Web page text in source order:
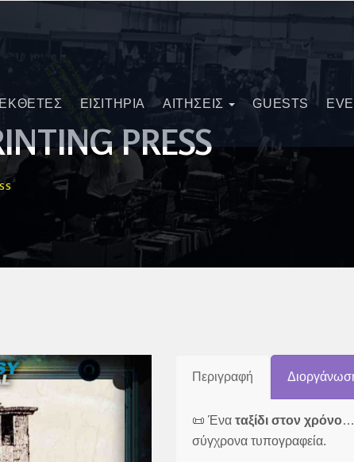
ΕΚΘΕΤΕΣ ΕΙΣΙΤΗΡΙΑ ΑΙΤΗΣΕΙΣ GUESTS
PRESS
Περιγραφή
📜 Ένα ταξίδι στον χρόνο…
σύγχρονα τυπογραφεία.